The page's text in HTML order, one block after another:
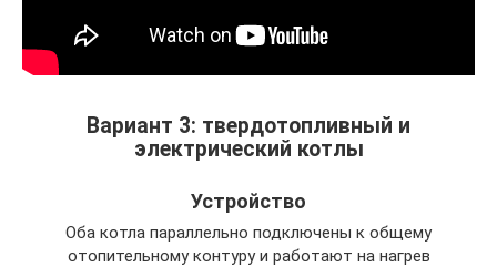
Вариант 3: твердотопливный и
электрический котлы
Устройство
Оба котла параллельно подключены к общему
отопительному контуру и работают на нагрев